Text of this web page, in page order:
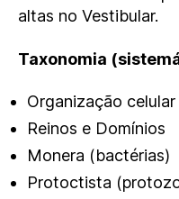
altas no Vestibular.
Taxonomia
Organização
Reinos e Domínios
Monera (bactérias)
Protoctista